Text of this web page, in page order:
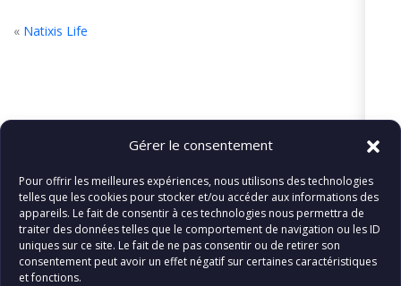
Gérer le consentement
Pour offrir les meilleures expériences, nous utilisons des technologies
telles que les cookies pour stocker et/ou accéder aux informations des
appareils. Le fait de consentir à ces technologies nous permettra de
traiter des données telles que le comportement de navigation ou les ID
uniques sur ce site. Le fait de ne pas consentir ou de retirer son
consentement peut avoir un effet négatif sur certaines caractéristiques
et fonctions.
« Natixis Life